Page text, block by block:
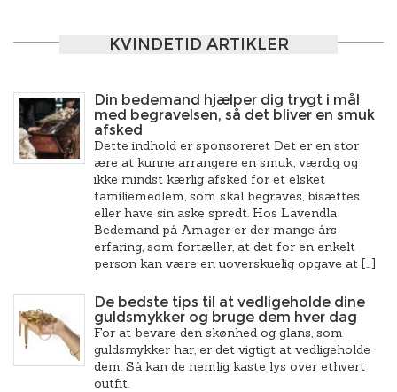
KVINDETID ARTIKLER
Din bedemand hjælper dig trygt i mål
med begravelsen, så det bliver en smuk
afsked
Dette indhold er sponsoreret Det er en stor
ære at kunne arrangere en smuk, værdig og
ikke mindst kærlig afsked for et elsket
familiemedlem, som skal begraves, bisættes
eller have sin aske spredt. Hos Lavendla
Bedemand på Amager er der mange års
erfaring, som fortæller, at det for en enkelt
person kan være en uoverskuelig opgave at […]
De bedste tips til at vedligeholde dine
guldsmykker og bruge dem hver dag
For at bevare den skønhed og glans, som
guldsmykker har, er det vigtigt at vedligeholde
dem. Så kan de nemlig kaste lys over ethvert
outfit.